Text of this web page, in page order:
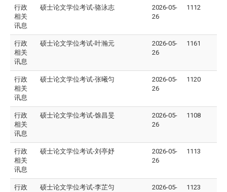
行政
相关
讯息
硕士论文学位考试-骆泳志
2026-05-
26
1112
行政
相关
讯息
硕士论文学位考试-叶瀚元
2026-05-
26
1161
行政
相关
讯息
硕士论文学位考试-张曦匀
2026-05-
26
1120
行政
相关
讯息
硕士论文学位考试-馀昌旻
2026-05-
26
1108
行政
相关
讯息
硕士论文学位考试-刘亭妤
2026-05-
26
1113
行政
硕士论文学位考试-李芷匀
2026-05-
1123